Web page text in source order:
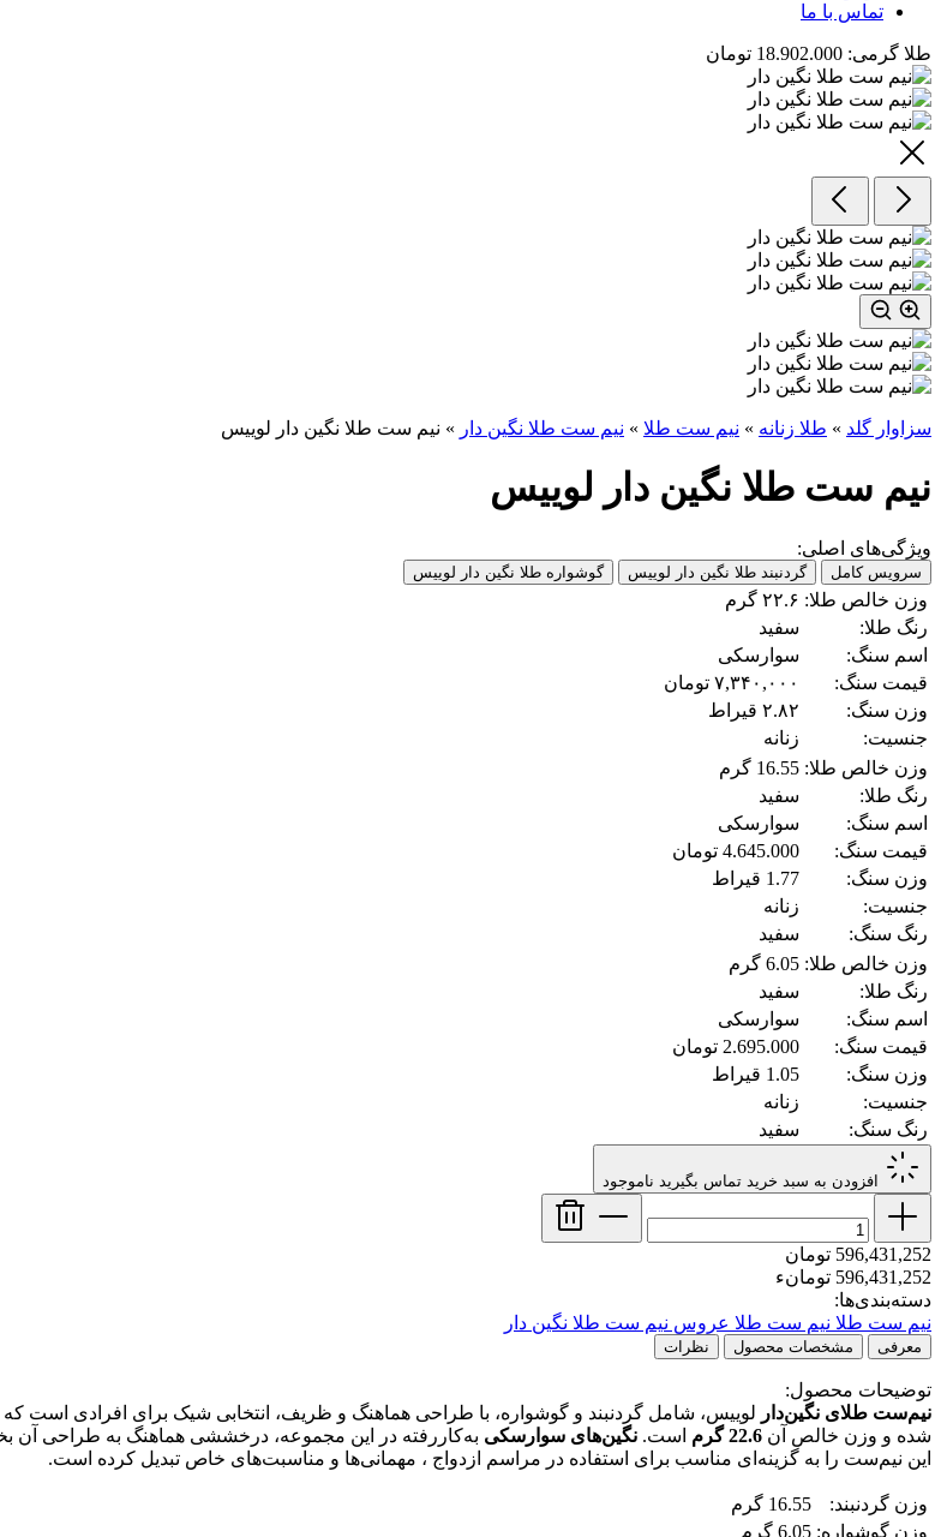
تماس با ما
طلا گرمی: 18.902.000 تومان
سزاوار گلد » طلا زنانه » نیم ست طلا » نیم ست طلا نگین دار » نیم ست طلا نگین دار لوییس
نیم ست طلا نگین دار لوییس
ویژگی‌های اصلی:
سرویس کامل گردنبند طلا نگین دار لوییس گوشواره طلا نگین دار لوییس
وزن خالص طلا: ۲۲.۶ گرم
رنگ طلا:
سفید
اسم سنگ:
سوارسکی
قیمت سنگ:
۷,۳۴۰,۰۰۰ تومان
وزن سنگ:
۲.۸۲ قیراط
جنسیت:
زنانه
وزن خالص طلا: 16.55 گرم
رنگ طلا:
سفید
اسم سنگ:
سوارسکی
قیمت سنگ:
4.645.000 تومان
وزن سنگ:
1.77 قیراط
جنسیت:
زنانه
رنگ سنگ:
سفید
وزن خالص طلا: 6.05 گرم
رنگ طلا:
سفید
اسم سنگ:
سوارسکی
قیمت سنگ:
2.695.000 تومان
وزن سنگ:
1.05 قیراط
جنسیت:
زنانه
رنگ سنگ:
سفید
افزودن به سبد خرید تماس بگیرید ناموجود
596,431,252 تومان
596,431,252 تومانء
دسته‌بندی‌ها:
نیم ست طلا نیم ست طلا عروس نیم ست طلا نگین دار
معرفی مشخصات محصول نظرات
توضیحات محصول:
نیم‌ست طلای نگین‌دار لوییس، شامل گردنبند و گوشواره، با طراحی هماهنگ و ظریف، انتخابی شیک برای افرادی است که
شده و وزن خالص آن 22.6 گرم است. نگین‌های سوارسکی به‌کاررفته در این مجموعه، درخششی هماهنگ به طراحی آن
این نیم‌ست را به گزینه‌ای مناسب برای استفاده در مراسم ازدواج ، مهمانی‌ها و مناسبت‌های خاص تبدیل کرده است.
وزن گردنبند:
16.55 گرم
وزن گوشواره: 6.05 گرم